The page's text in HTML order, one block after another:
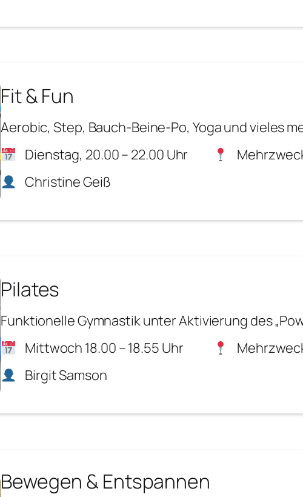
Fit & Fun
Aerobic, Step, Bauch-Beine-Po, Yoga und vieles
Dienstag, 20.00 – 22.00 Uhr
Christine Geiß
Pilates
Funktionelle Gymnastik unter Aktivierung des
Mittwoch 18.00 – 18.55 Uhr
Birgit Samson
Bewegen & Entspannen